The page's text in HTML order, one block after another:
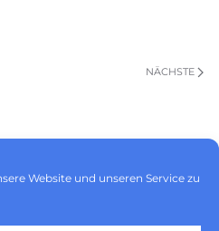
Website und unseren Service zu
NÄCHSTE